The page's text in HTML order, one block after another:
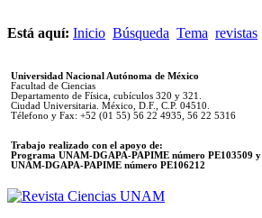
Está aquí: Inicio Búsqueda Tema revistas
Universidad Nacional Autónoma de México
Facultad de Ciencias
Departamento de Física, cubículos 320 y 321.
Ciudad Universitaria. México, D.F., C.P. 04510.
Télefono y Fax: +52 (01 55) 56 22 4935, 56 22 5316
Trabajo realizado con el apoyo de:
Programa UNAM-DGAPA-PAPIME número PE103509 y
UNAM-DGAPA-PAPIME número PE106212